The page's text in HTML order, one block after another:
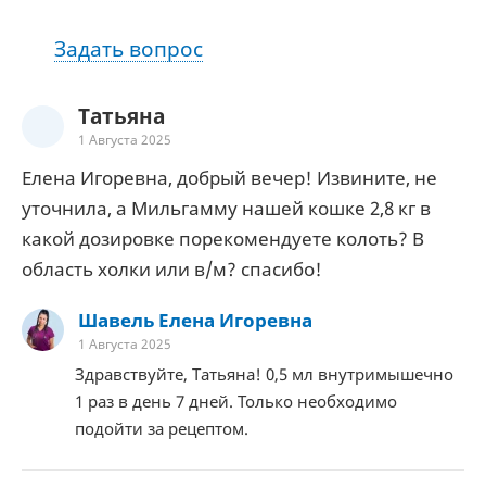
Задать вопрос
Татьяна
1 Августа 2025
Елена Игоревна, добрый вечер! Извините, не
уточнила, а Мильгамму нашей кошке 2,8 кг в
какой дозировке порекомендуете колоть? В
область холки или в/м? спасибо!
Шавель Елена Игоревна
1 Августа 2025
Здравствуйте, Татьяна! 0,5 мл внутримышечно
1 раз в день 7 дней. Только необходимо
подойти за рецептом.